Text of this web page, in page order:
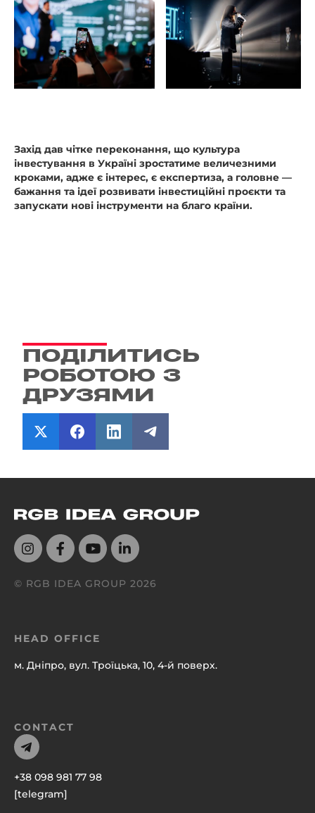
Захід дав чітке переконання, що культура
інвестування в Україні зростатиме величезними
кроками, адже є інтерес, є експертиза, а головне —
бажання та ідеї розвивати інвестиційні проєкти та
запускати нові інструменти на благо країни.
ПОДІЛИТИСЬ
РОБОТОЮ З
ДРУЗЯМИ
© RGB IDEA GROUP 2026
HEAD OFFICE
м. Дніпро, вул. Троїцька, 10, 4-й поверх.
CONTACT
+38 098 981 77 98
[telegram]